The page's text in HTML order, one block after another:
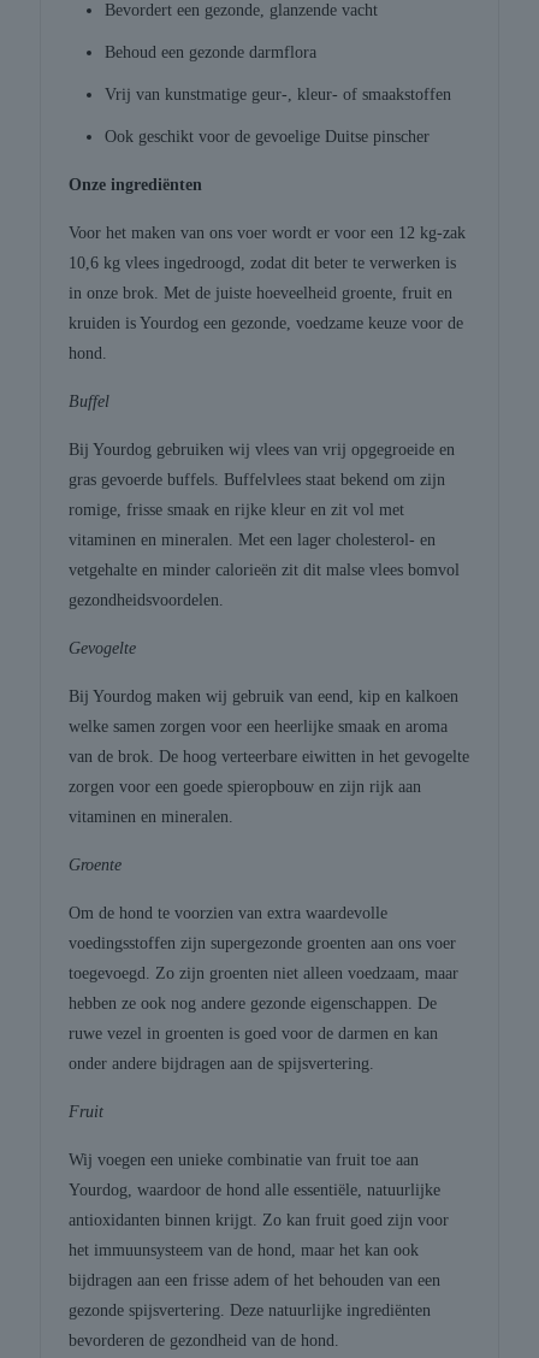
Bevordert een gezonde, glanzende vacht
Behoud een gezonde darmflora
Vrij van kunstmatige geur-, kleur- of smaakstoffen
Ook geschikt voor de gevoelige Duitse pinscher
Onze ingrediënten
Voor het maken van ons voer wordt er voor een 12 kg-zak
10,6 kg vlees ingedroogd, zodat dit beter te verwerken is
in onze brok. Met de juiste hoeveelheid groente, fruit en
kruiden is Yourdog een gezonde, voedzame keuze voor de
hond.
Buffel
Bij Yourdog gebruiken wij vlees van vrij opgegroeide en
gras gevoerde buffels. Buffelvlees staat bekend om zijn
romige, frisse smaak en rijke kleur en zit vol met
vitaminen en mineralen. Met een lager cholesterol- en
vetgehalte en minder calorieën zit dit malse vlees bomvol
gezondheidsvoordelen.
Gevogelte
Bij Yourdog maken wij gebruik van eend, kip en kalkoen
welke samen zorgen voor een heerlijke smaak en aroma
van de brok. De hoog verteerbare eiwitten in het gevogelte
zorgen voor een goede spieropbouw en zijn rijk aan
vitaminen en mineralen.
Groente
Om de hond te voorzien van extra waardevolle
voedingsstoffen zijn supergezonde groenten aan ons voer
toegevoegd. Zo zijn groenten niet alleen voedzaam, maar
hebben ze ook nog andere gezonde eigenschappen. De
ruwe vezel in groenten is goed voor de darmen en kan
onder andere bijdragen aan de spijsvertering.
Fruit
Wij voegen een unieke combinatie van fruit toe aan
Yourdog, waardoor de hond alle essentiële, natuurlijke
antioxidanten binnen krijgt. Zo kan fruit goed zijn voor
het immuunsysteem van de hond, maar het kan ook
bijdragen aan een frisse adem of het behouden van een
gezonde spijsvertering. Deze natuurlijke ingrediënten
bevorderen de gezondheid van de hond.